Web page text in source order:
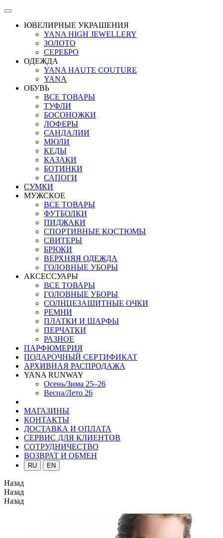
ЮВЕЛИРНЫЕ УКРАШЕНИЯ
YANA HIGH JEWELLERY
ЗОЛОТО
СЕРЕБРО
ОДЕЖДА
YANA HAUTE COUTURE
YANA
ОБУВЬ
ВСЕ ТОВАРЫ
ТУФЛИ
БОСОНОЖКИ
ЛОФЕРЫ
САНДАЛИИ
МЮЛИ
КЕДЫ
КАЗАКИ
БОТИНКИ
САПОГИ
СУМКИ
МУЖСКОЕ
ВСЕ ТОВАРЫ
ФУТБОЛКИ
ПИДЖАКИ
СПОРТИВНЫЕ КОСТЮМЫ
СВИТЕРЫ
БРЮКИ
ВЕРХНЯЯ ОДЕЖДА
ГОЛОВНЫЕ УБОРЫ
АКСЕССУАРЫ
ВСЕ ТОВАРЫ
ГОЛОВНЫЕ УБОРЫ
СОЛНЦЕЗАЩИТНЫЕ ОЧКИ
РЕМНИ
ПЛАТКИ И ШАРФЫ
ПЕРЧАТКИ
РАЗНОЕ
ПАРФЮМЕРИЯ
ПОДАРОЧНЫЙ СЕРТИФИКАТ
АРХИВНАЯ РАСПРОДАЖА
YANA RUNWAY
Осень/Зима 25–26
Весна/Лето 26
МАГАЗИНЫ
КОНТАКТЫ
ДОСТАВКА И ОПЛАТА
СЕРВИС ДЛЯ КЛИЕНТОВ
СОТРУДНИЧЕСТВО
ВОЗВРАТ И ОБМЕН
RU EN
Назад
Назад
Назад